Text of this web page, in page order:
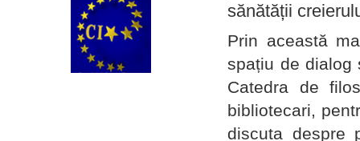
sănătății
Prin această
spațiu de dialog
Catedra de
bibliotecari,
discuta despre